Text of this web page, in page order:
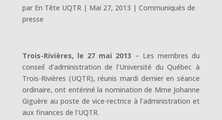
par En Tête UQTR| Mai 27, 2013 | Communiqués de
presse
Trois-Rivières, le 27 mai 2013 – Les membres du
conseil d’administration de l’Université du Québec à
Trois-Rivières (UQTR), réunis mardi dernier en séance
ordinaire, ont entériné la nomination de Mme Johanne
Giguère au poste de vice-rectrice à l’administration et
aux finances de l’UQTR.